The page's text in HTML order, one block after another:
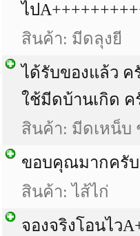
ไป
สินค้า: มีดลุงยี
ได้รับของแล้ว
ใช้มีดบ้านเกิด ค
สินค้า: มีดเหน็บ
ขอบคุณมากครับ
สินค้า: ไส้ไก่
จองจริงโอนไว